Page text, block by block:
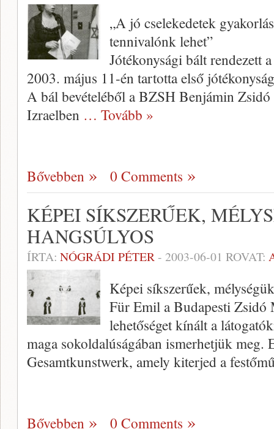
„A jó cselekedetek
tennivalónk lehet”
Jótékonysági bált rendezett
2003. május 11-én tartotta első
A bál bevételéből a BZSH Benjámin
Izrael­ben … Tovább »
Bővebben 0 Comments
KÉPEI SÍKSZERŰEK,
HANGSÚLYOS
ÍRTA: NÓGRÁDI PÉTER- 2003-06-01 ROVAT:
Képei síkszerűek,
Für Emil a Budapesti Zsidó
lehetőséget kínált a
maga sokoldalúságában is­merhetjük meg.
Gesamtkunstwerk, amely kiterjed a
Bővebben 0 Comments